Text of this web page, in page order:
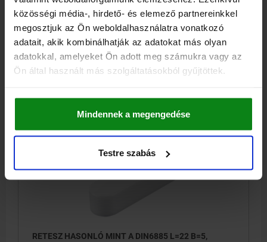
közösségi média-, hirdető- és elemező partnereinkkel
megosztjuk az Ön weboldalhasználatra vonatkozó
adatait, akik kombinálhatják az adatokat más olyan
adatokkal, amelyeket Ön adott meg számukra vagy az
Ön által használt más szolgáltatásokból gyűjtöttek.
Mindennek a megengedése
Testre szabás
ALAK:A KERÁMIA, FEHÉR
SZÉLESSÉG=5 H=5 HOSSZ=12
Rendelési szám:03288-01-05X12
hozzáértve szállítási költségek
03288-01
RETESZ HASONLÓ MINT A DIN6885 L=22 B=5,